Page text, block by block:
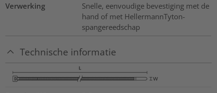
Verwerking
Snelle, eenvoudige bevestiging met de
hand of met HellermannTyton-
spangereedschap
Technische informatie